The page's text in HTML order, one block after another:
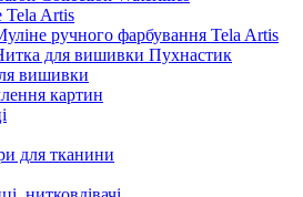
Tela Artis
ручного фарбування Tela Artis
для вишивки Пухнастик
вишивки
картин
для тканини